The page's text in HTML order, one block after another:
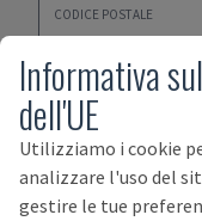
Informativa
dell'UE
Utilizziamo i cookie
analizzare l'uso del
gestire le tue